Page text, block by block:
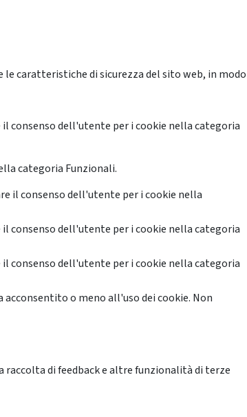
caratteristiche di sicurezza del sito web, in modo
consenso dell'utente per i cookie nella categoria
categoria Funzionali.
il consenso dell'utente per i cookie nella
consenso dell'utente per i cookie nella categoria
consenso dell'utente per i cookie nella categoria
o meno all'uso dei cookie. Non
di feedback e altre funzionalità di terze